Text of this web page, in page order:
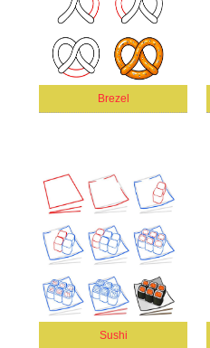
Brezel
Sushi